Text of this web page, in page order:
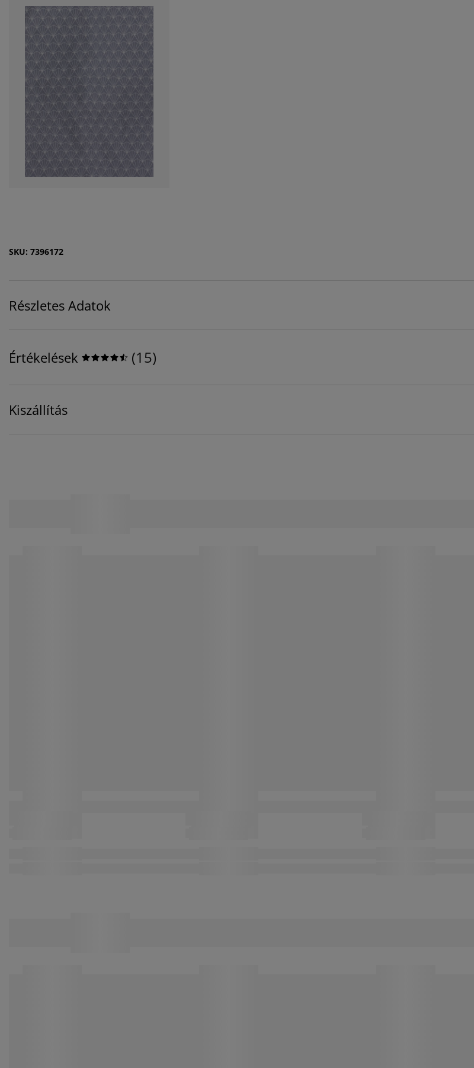
SKU: 7396172
Részletes Adatok
Értékelések (15)
Kiszállítás